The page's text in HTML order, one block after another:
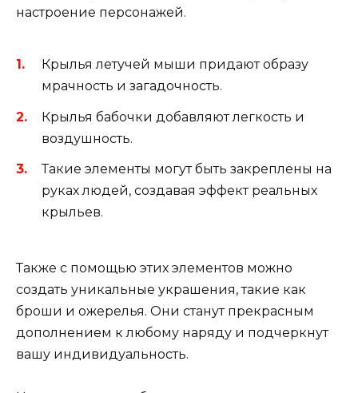
настроение персонажей.
Крылья летучей мыши придают образу
мрачность и загадочность.
Крылья бабочки добавляют легкость и
воздушность.
Такие элементы могут быть закреплены на
руках людей, создавая эффект реальных
крыльев.
Также с помощью этих элементов можно
создать уникальные украшения, такие как
броши и ожерелья. Они станут прекрасным
дополнением к любому наряду и подчеркнут
вашу индивидуальность.